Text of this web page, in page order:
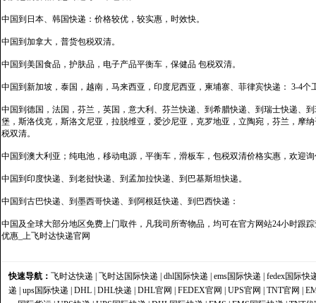
中国到日本、韩国快递：价格较优，较实惠，时效快。
中国到加拿大，普货包税双清。
中国到美国食品，护肤品，电子产品平衡车，保健品 包税双清。
中国到新加坡，泰国，越南，马来西亚，印度尼西亚，柬埔寨、菲律宾快递： 3-4个
中国到德国，法国，芬兰，英国，意大利、芬兰快递、到希腊快递、到瑞士快递、
堡，斯洛伐克，斯洛文尼亚，拉脱维亚，爱沙尼亚，克罗地亚，立陶宛，芬兰，摩
税双清。
中国到澳大利亚；纯电池，移动电源，平衡车，滑板车，包税双清价格实惠，欢迎
中国到印度快递、到老挝快递、到孟加拉快递、到巴基斯坦快递。
中国到古巴快递、到墨西哥快递、到阿根廷快递、到巴西快递：
中国及全球大部分地区免费上门取件，凡我司所寄物品，均可在官方网站24小时跟
优惠_上飞时达快递官网
快速导航： 飞时达快递 飞时达国际快递 dhl国际快递 ems国际快递
fedex国际快
递
ups国际快递 DHL DHL快递 DHL官网 FEDEX官网 UPS官网 TNT官网